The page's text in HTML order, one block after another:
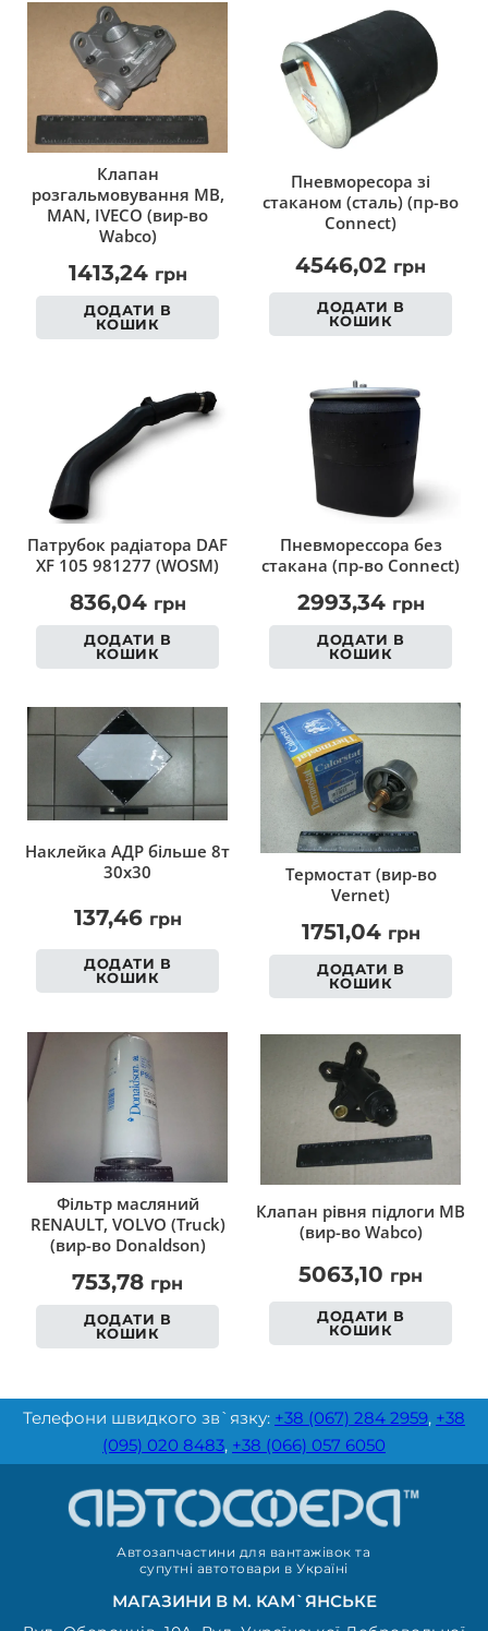
Клапан
розгальмовування MB,
MAN, IVECO (вир-во
Wabco)
1413,24 грн
ДОДАТИ В
КОШИК
Пневморесора зі
стаканом (сталь) (пр-во
Connect)
4546,02 грн
ДОДАТИ В
КОШИК
Патрубок радіатора DAF
XF 105 981277 (WOSM)
836,04 грн
ДОДАТИ В
КОШИК
Пневморессора без
стакана (пр-во Connect)
2993,34 грн
ДОДАТИ В
КОШИК
Наклейка АДР більше 8т
30х30
137,46 грн
ДОДАТИ В
КОШИК
Термостат (вир-во
Vernet)
1751,04 грн
ДОДАТИ В
КОШИК
Фільтр масляний
RENAULT, VOLVO (Truck)
(вир-во Donaldson)
753,78 грн
ДОДАТИ В
КОШИК
Клапан рівня підлоги MB
(вир-во Wabco)
5063,10 грн
ДОДАТИ В
КОШИК
Телефони швидкого зв`язку: +38 (067) 284 2959, +38
(095) 020 8483, +38 (066) 057 6050
Автозапчастини для вантажівок та
супутні автотовари в Україні
МАГАЗИНИ В М. КАМ`ЯНСЬКЕ